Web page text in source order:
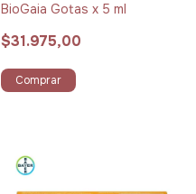
BioGaia Gotas x 5 ml
$31.975,00
Comprar